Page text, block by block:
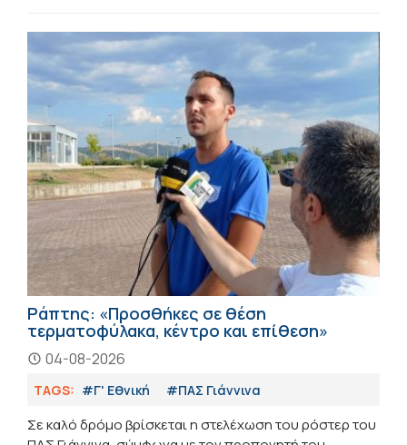
Ράπτης: «Προσθήκες σε θέση
τερματοφύλακα, κέντρο και επίθεση»
04-08-2026
TAGS: #Γ' Εθνική #ΠΑΣ Γιάννινα
Σε καλό δρόμο βρίσκεται η στελέχωση του ρόστερ του